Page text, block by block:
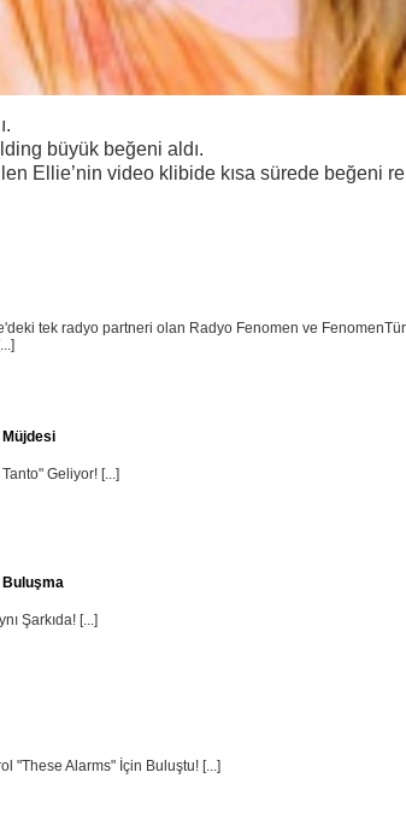
büyük beğeni aldı.
Ellie’nin video klibide kısa sürede beğeni
tek radyo partneri olan Radyo Fenomen ve
Geliyor! [...]
Buluşma
Şarkıda! [...]
"These Alarms" İçin Buluştu! [...]